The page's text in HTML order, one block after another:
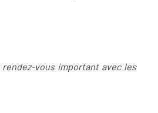
vous important avec les